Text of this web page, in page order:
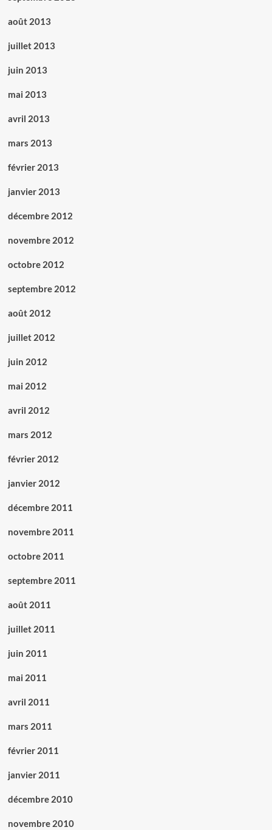
août 2013
juillet 2013
juin 2013
mai 2013
avril 2013
mars 2013
février 2013
janvier 2013
décembre 2012
novembre 2012
octobre 2012
septembre 2012
août 2012
juillet 2012
juin 2012
mai 2012
avril 2012
mars 2012
février 2012
janvier 2012
décembre 2011
novembre 2011
octobre 2011
septembre 2011
août 2011
juillet 2011
juin 2011
mai 2011
avril 2011
mars 2011
février 2011
janvier 2011
décembre 2010
novembre 2010